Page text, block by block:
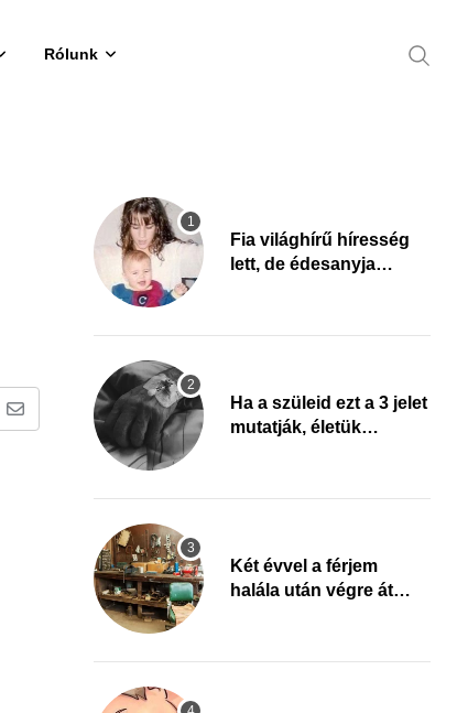
Rólunk
Fia világhírű híresség
lett, de édesanyja
tudnád képzelni
Ha a szüleid ezt a 3 jelet
mutatják, életük
fel arra, ami jön
Két évvel a férjem
halála után végre át
– amit találtam,